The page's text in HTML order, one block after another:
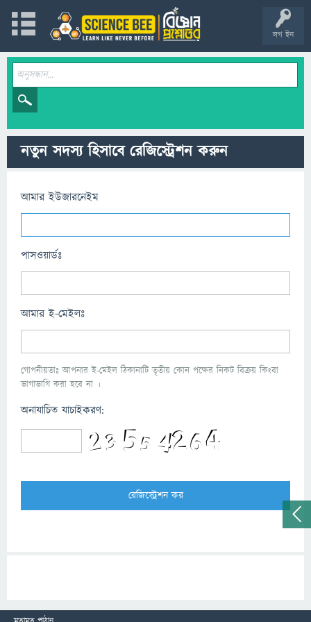
লগ ইন
নতুন সদস্য হিসাবে রেজিস্ট্রেশন করুন
আমার ইউজারনেইম
পাসওয়ার্ডঃ
আমার ই-মেইলঃ
গোপনীয়তাঃ আপনার ই-মেইল ঠিকানাটি তৃতীয় কোন পক্ষের নিকট বিক্রয় কিংবা
ভাগাভাগি করা হবে না ।
অনাযাচিত যাচাইকরণ: